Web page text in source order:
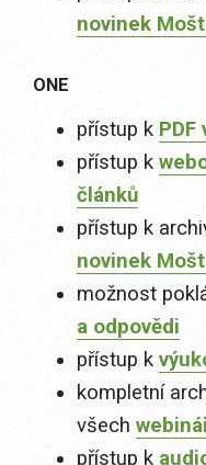
novinek
ONE
přístup k PDF
přístup k
článků
přístup k
novinek
možnost
a odpovědi
přístup k
kompletní
všech
přístup k